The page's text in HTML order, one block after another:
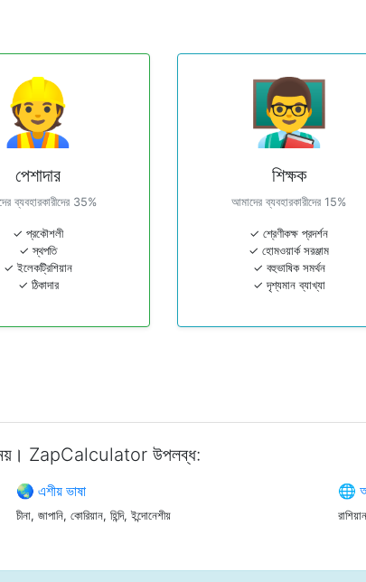
👷
পেশাদার
ব্যবহারকারীদের 35%
✓ প্রকৌশলী
✓ স্থপতি
✓ ইলেকট্রিশিয়ান
✓ ঠিকাদার
👨‍🏫
শিক্ষক
আমাদের ব্যবহারকারীদের 15%
✓ শ্রেণীকক্ষ প্রদর্শন
✓ হোমওয়ার্ক সরঞ্জাম
✓ বহুভাষিক সমর্থন
✓ দৃশ্যমান ব্যাখ্যা
নয়। ZapCalculator উপলব্ধ:
🌏 এশীয় ভাষা
চীনা, জাপানি, কোরিয়ান, হিন্দি, ইন্দোনেশীয়
🌐